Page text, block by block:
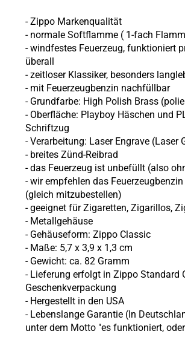
-ZippoMarkenqualität
- normale Softflamme (1-fach
- windfestes Feuerzeug, funktioniert
überall
-zeitloser Klassiker, besonders
- mit Feuerzeugbenzin nachfüllbar
- Grundfarbe: High Polish Brass
- Oberfläche: Playboy Häschen und
Schriftzug
- Verarbeitung: Laser Engrave (Laser
- breites Zünd-Reibrad
- das Feuerzeug ist unbefüllt (also
- wir empfehlen das
(gleich mitzubestellen)
- geeignet für Zigaretten, Zigarillos,
- Metallgehäuse
- Gehäuseform: Zippo Classic
- Maße: 5,7 x 3,9 x 1,3 cm
- Gewicht: ca. 82 Gramm
- Lieferung erfolgt in Zippo Standard
Geschenkverpackung
- Hergestellt in den USA
- Lebenslange Garantie (In
unter dem Motto "es funktioniert,